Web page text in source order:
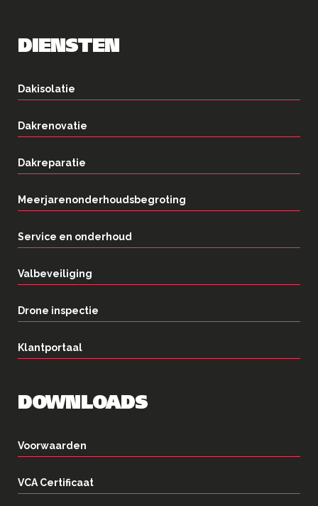
DIENSTEN
Dakisolatie
Dakrenovatie
Dakreparatie
Meerjarenonderhoudsbegroting
Service en onderhoud
Valbeveiliging
Drone inspectie
Klantportaal
DOWNLOADS
Voorwaarden
VCA Certificaat